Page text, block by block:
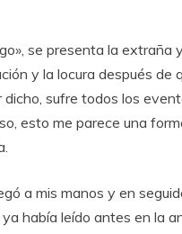
se presenta la extraña
y la locura después de
sufre todos los
esto me parece una
a mis manos y en
había leído antes en la